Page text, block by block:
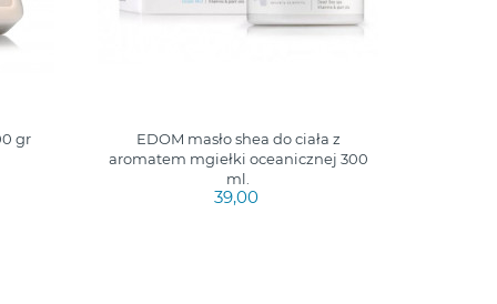
gr
EDOM masło shea do ciała z
aromatem mgiełki oceanicznej 300
ml.
39,00